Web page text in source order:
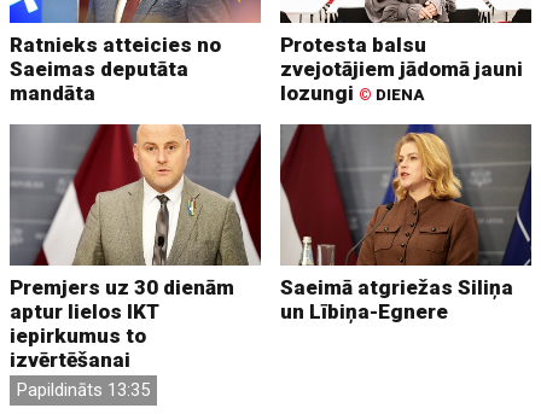
Ratnieks atteicies no
Saeimas deputāta
mandāta
Protesta balsu
zvejotājiem jādomā jauni
lozungi © DIENA
Premjers uz 30 dienām
aptur lielos IKT
iepirkumus to
izvērtēšanai
Papildināts 13:35
Saeimā atgriežas Siliņa
un Lībiņa-Egnere